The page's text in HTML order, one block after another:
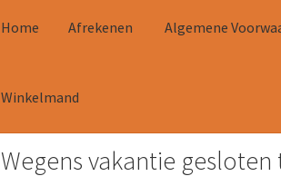
Home Afrekenen Algemene
Winkelmand
HomeAfrekenenAlgemene Voorwaarden
Wegens vakantie